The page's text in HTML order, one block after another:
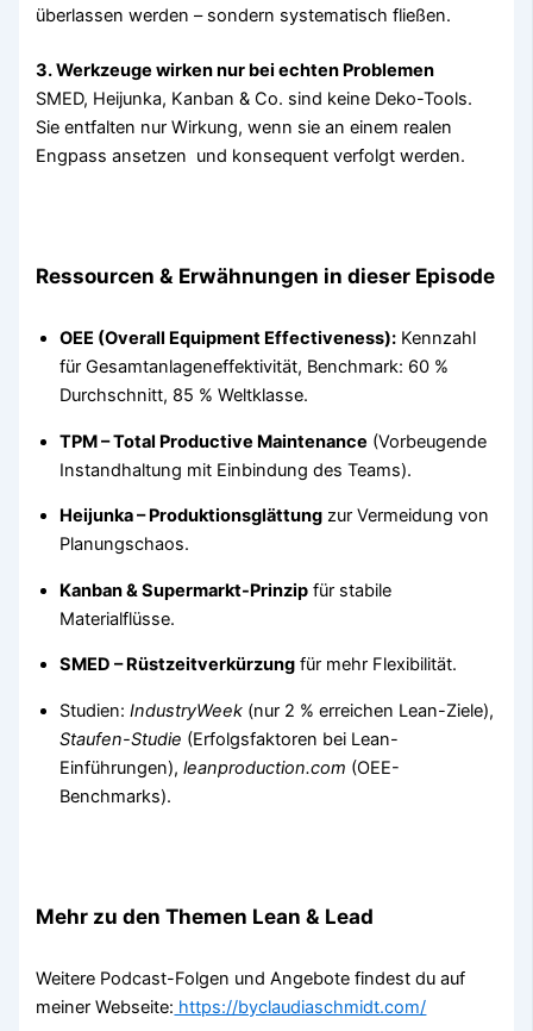
überlassen werden – sondern systematisch fließen.
3. Werkzeuge wirken nur bei echten Problemen
SMED, Heijunka, Kanban & Co. sind keine Deko-Tools.
Sie entfalten nur Wirkung, wenn sie an einem realen
Engpass ansetzen und konsequent verfolgt werden.
Ressourcen & Erwähnungen in dieser Episode
OEE (Overall Equipment Effectiveness): Kennzahl
für Gesamtanlageneffektivität, Benchmark: 60 %
Durchschnitt, 85 % Weltklasse.
TPM – Total Productive Maintenance (Vorbeugende
Instandhaltung mit Einbindung des Teams).
Heijunka – Produktionsglättung zur Vermeidung von
Planungschaos.
Kanban & Supermarkt-Prinzip für stabile
Materialflüsse.
SMED – Rüstzeitverkürzung für mehr Flexibilität.
Studien:IndustryWeek (nur 2 % erreichen Lean-Ziele),
Staufen-Studie (Erfolgsfaktoren bei Lean-
Einführungen),leanproduction.com (OEE-
Benchmarks).
Mehr zu den Themen Lean & Lead
Weitere Podcast-Folgen und Angebote findest du auf
meiner Webseite: https://byclaudiaschmidt.com/